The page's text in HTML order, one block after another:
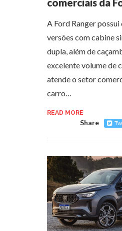
A Ford Ranger possui
versões com cabine
dupla, além de
excelente volume de
atende o setor
carro…
READ MORE
Share